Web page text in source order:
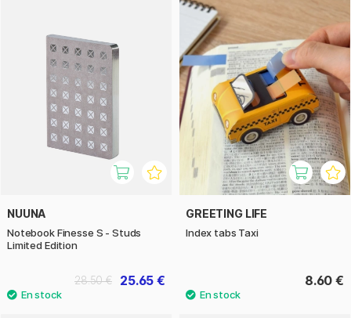
NUUNA
Notebook Finesse S - Studs
Limited Edition
25.65 €
28.50 €
GREETING LIFE
Index tabs Taxi
8.60 €